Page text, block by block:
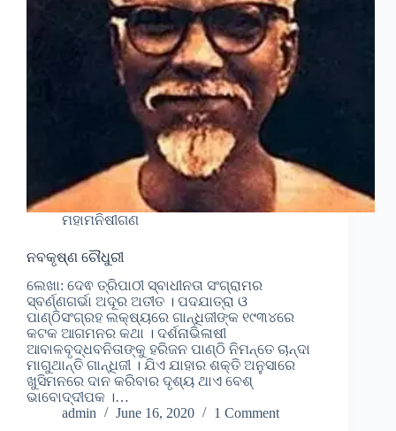
ମହାମନିଷୀଗଣ
ନବକୃଷ୍ଣ ଚୌଧୁରୀ
ଲେଖା: ଦେଵ ତ୍ରିପାଠୀ ସ୍ବାଧୀନତା ସଂଗ୍ରାମର
ସ୍ବର୍ଣ୍ଣଗର୍ଭା ଅଦୂର ଅତୀତ । ପଦଯାତ୍ରା ଓ
ପାଣ୍ଠିସଂଗ୍ରହ ଲକ୍ଷ୍ୟରେ ଗାନ୍ଧିଜୀଙ୍କ ୧୯୩୪ରେ
କଟକ ଆଗମନର କଥା । ଦର୍ଶନାଭିଳାଷୀ
ଆବାଳବୃଦ୍ଧବନିତାଙ୍କୁ ହରିଜନ ପାଣ୍ଠି ନିମନ୍ତେ ଚାନ୍ଦା
ମାଗୁଥାନ୍ତି ଗାନ୍ଧିଜୀ । ଯିଏ ଯାହାର ଶକ୍ତି ଅନୁସାରେ
ଖୁସିମନରେ ଦାନ କରିବାର ଦୃଶ୍ୟ ଥାଏ ବେଶ୍
ଭାବୋଦ୍ଦୀପକ ।…
admin
June 16, 2020 1 Comment